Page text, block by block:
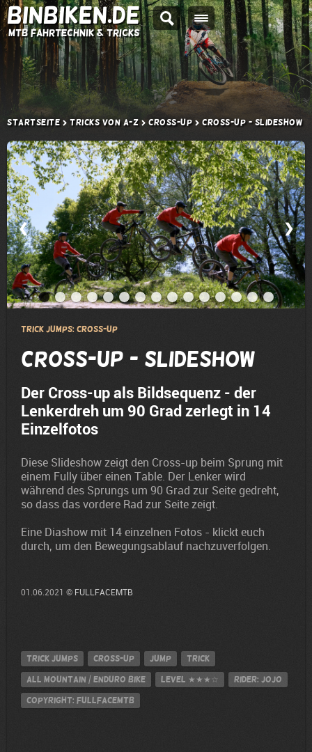
BINBIKEN.DE
MTB Fahrtechnik & Tricks
Startseite Tricks von A-Z Cross-up Cross-up - Slideshow
❮ ❯
Trick Jumps: Cross-up
Cross-up - Slideshow
Der Cross-up als Bildsequenz - der
Lenkerdreh um 90 Grad zerlegt in 14
Einzelfotos
Diese Slideshow zeigt den Cross-up beim Sprung mit
einem Fully über einen Table. Der Lenker wird
während des Sprungs um 90 Grad zur Seite gedreht,
so dass das vordere Rad zur Seite zeigt.
Eine Diashow mit 14 einzelnen Fotos - klickt euch
durch, um den Bewegungsablauf nachzuverfolgen.
01.06.2021 © FULLFACEMTB
Trick Jumps Cross-up jump Trick
All Mountain / Enduro Bike Level ★★★☆ Rider: Jojo
Copyright: FULLFACEMTB